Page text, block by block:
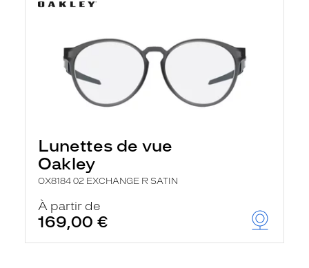
Lunettes de vue
Oakley
OX8184 02 EXCHANGE R SATIN
À partir de
169,00 €